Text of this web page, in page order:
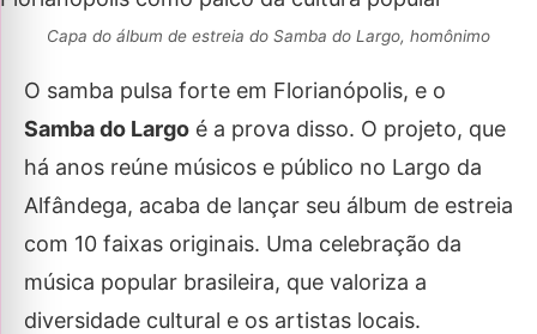
Capa do álbum de estreia do Samba do Largo, homônimo
O samba pulsa forte em Florianópolis, e o
Samba do Largo é a prova disso. O projeto, que
há anos reúne músicos e público no Largo da
Alfândega, acaba de lançar seu álbum de estreia
com 10 faixas originais. Uma celebração da
música popular brasileira, que valoriza a
diversidade cultural e os artistas locais.